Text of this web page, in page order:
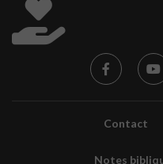
Contact
Notes